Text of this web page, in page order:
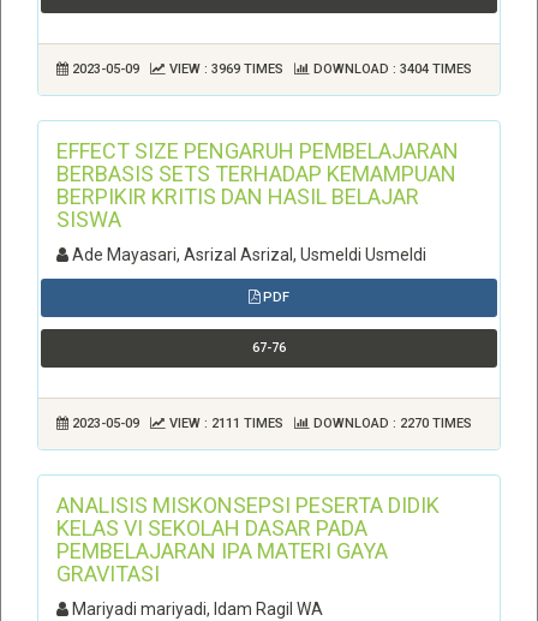
2023-05-09 VIEW : 3969 TIMES DOWNLOAD : 3404 TIMES
EFFECT SIZE PENGARUH PEMBELAJARAN
BERBASIS SETS TERHADAP KEMAMPUAN
BERPIKIR KRITIS DAN HASIL BELAJAR
SISWA
Ade Mayasari, Asrizal Asrizal, Usmeldi Usmeldi
PDF
67-76
2023-05-09 VIEW : 2111 TIMES DOWNLOAD : 2270 TIMES
ANALISIS MISKONSEPSI PESERTA DIDIK
KELAS VI SEKOLAH DASAR PADA
PEMBELAJARAN IPA MATERI GAYA
GRAVITASI
Mariyadi mariyadi, Idam Ragil WA